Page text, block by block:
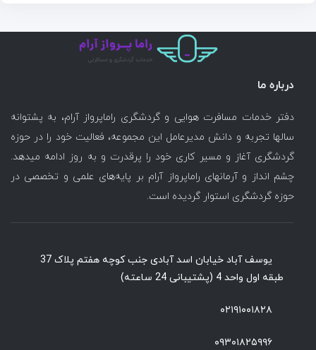
درباره ما
دفتر خدمات مسافرت هوایی و گردشگری راماپرواز آرام، به پشتوانه
سالها تجربه و دانش مدیرعامل این مجموعه، فعالیت خود را در حوزه
گردشگری آغاز و مسیر کاری خود را پرقدرت و به روز ادامه میدهد.
چشم انداز و آرمانهای راماپرواز آرام بر پایه‌های علمی و تخصصی در
حوزه گردشگری استوار گردیده است.
یوسف آباد خیابان اسد آبادی جنب کوچه هفتم پلاک 37
طبقه اول واحد 4 (پشتیبانی 24 ساعته)
۰۲۱۹۱۰۰۱۸۲۸
۰۹۳۰۱۸۲۵۹۹۶